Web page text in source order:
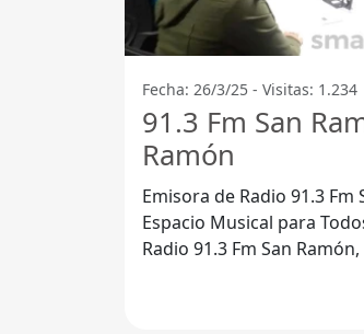
Fecha: 26/3/25 - Visitas: 1.234
91.3 Fm San
Ramón
Emisora de Radio 91.3 Fm
Espacio Musical para Todos La Emisora
Radio 91.3 Fm San